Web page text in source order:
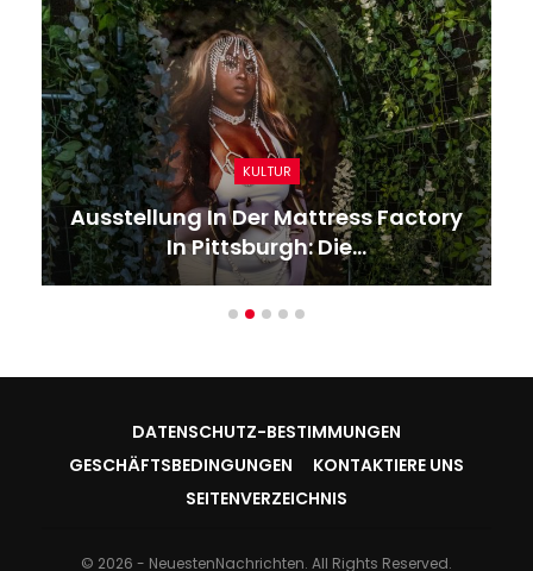
KULTUR
Ausstellung In Der Mattress Factory
In Pittsburgh: Die…
DATENSCHUTZ-BESTIMMUNGEN
GESCHÄFTSBEDINGUNGEN
KONTAKTIERE UNS
SEITENVERZEICHNIS
© 2026 - NeuestenNachrichten. All Rights Reserved.